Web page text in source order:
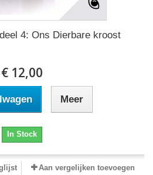
4: Ons Dierbare kroost
€ 12,00
Meer
In Stock
Aan vergelijken toevoegen